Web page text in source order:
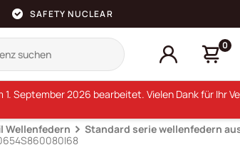
SAFETY NUCLEAR
0
Wellenfedern
Standard serie wellenfedern
September 2026 bearbeitet. Vielen Dank für Ihr